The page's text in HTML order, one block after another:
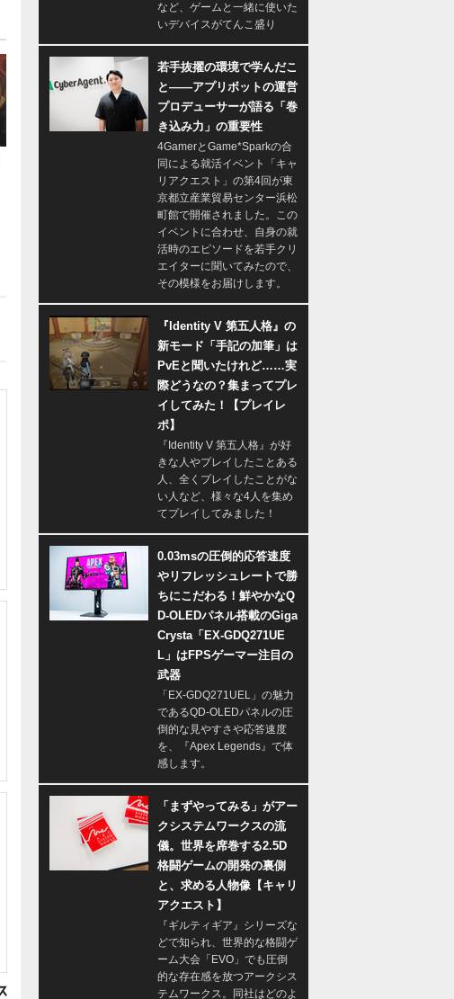
など、ゲームと一緒に使いた
いデバイスがてんこ盛り
若手抜擢の環境で学んだこ
と――アプリボットの運営
プロデューサーが語る「巻
き込み力」の重要性
4GamerとGame*Sparkの合
同による就活イベント「キャ
リアクエスト」の第4回が東
京都立産業貿易センター浜松
町館で開催されました。この
イベントに合わせ、自身の就
活時のエピソードを若手クリ
エイターに聞いてみたので、
その模様をお届けします。
『Identity V 第五人格』の
新モード「手記の加筆」は
PvEと聞いたけれど……実
際どうなの？集まってプレ
イしてみた！【プレイレ
ポ】
『Identity V 第五人格』が好
きな人やプレイしたことある
人、全くプレイしたことがな
い人など、様々な4人を集め
てプレイしてみました！
0.03msの圧倒的応答速度
やリフレッシュレートで勝
ちにこだわる！鮮やかなQ
D-OLEDパネル搭載のGiga
Crysta「EX-GDQ271UE
L」はFPSゲーマー注目の
武器
「EX-GDQ271UEL」の魅力
であるQD-OLEDパネルの圧
倒的な見やすさや応答速度
を、『Apex Legends』で体
感します。
「まずやってみる」がアー
クシステムワークスの流
儀。世界を席巻する2.5D
格闘ゲームの開発の裏側
と、求める人物像【キャリ
アクエスト】
『ギルティギア』シリーズな
どで知られ、世界的な格闘ゲ
ーム大会「EVO」でも圧倒
的な存在感を放つアークシス
テムワークス。同社はどのよ